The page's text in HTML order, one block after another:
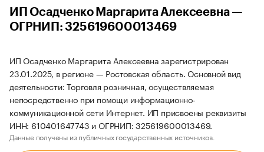
ИП Осадченко Маргарита Алексеевна —
ОГРНИП: 325619600013469
ИП Осадченко Маргарита Алексеевна зарегистрирован
23.01.2025, в регионе — Ростовская область. Основной вид
деятельности: Торговля розничная, осуществляемая
непосредственно при помощи информационно-
коммуникационной сети Интернет. ИП присвоены реквизиты
ИНН: 610401647743 и ОГРНИП: 325619600013469.
Данные получены из публичных государственных источников.